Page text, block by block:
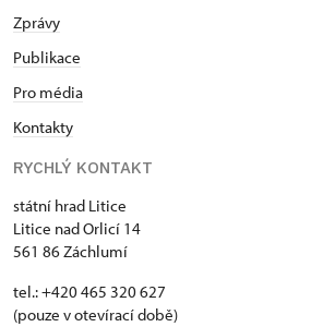
Zprávy
Publikace
Pro média
Kontakty
RYCHLÝ KONTAKT
státní hrad Litice
Litice nad Orlicí 14
561 86 Záchlumí
tel.: +420 465 320 627
(pouze v otevírací době)